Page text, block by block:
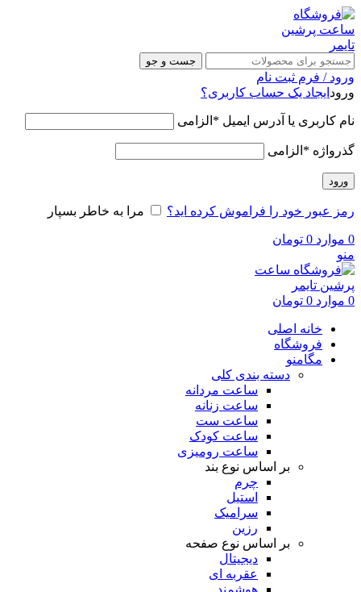
جست و جو
ورود / فرم ثبت نام
ورود ایجاد یک حساب کاربری؟
نام کاربری یا آدرس ایمیل * الزامی
گذرواژه * الزامی
ورود
رمز عبور خود را فراموش کرده اید؟ مرا به خاطر بسپار
0 موارد 0 تومان
منو
0 موارد 0 تومان
خانه اصلی
فروشگاه
مگامنو
دسته بندی کلی
ساعت مردانه
ساعت زنانه
ساعت ست
ساعت کودک
ساعت رومیزی
بر اساس نوع بند
چرم
استیل
سرامیک
رزین
بر اساس نوع صفحه
دیجیتال
عقربه ای
هوشمند